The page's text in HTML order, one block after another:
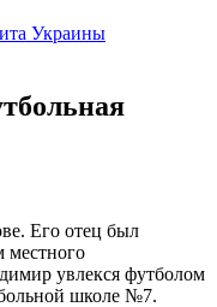
Украины
Его отец был
местного
увлекся футболом
школе №7.